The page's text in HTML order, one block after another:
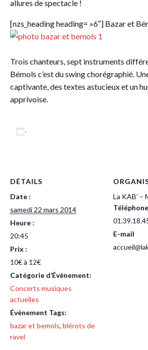
allures de spectacle !
[nzs_heading heading= »6″] Bazar et
Trois chanteurs, sept instruments
Bémols c’est du swing chorégraphié.
captivante, des textes astucieux et un
apprivoise.
DÉTAILS
Date :
samedi 22 mars 2014
Heure :
20:45
Prix :
10€ à 12€
Catégorie d’Évènement:
Concerts musiques
actuelles
Évènement Tags:
bazar et bemols, blérots de
ravel
La KAB’ –
Téléphone
E-mail